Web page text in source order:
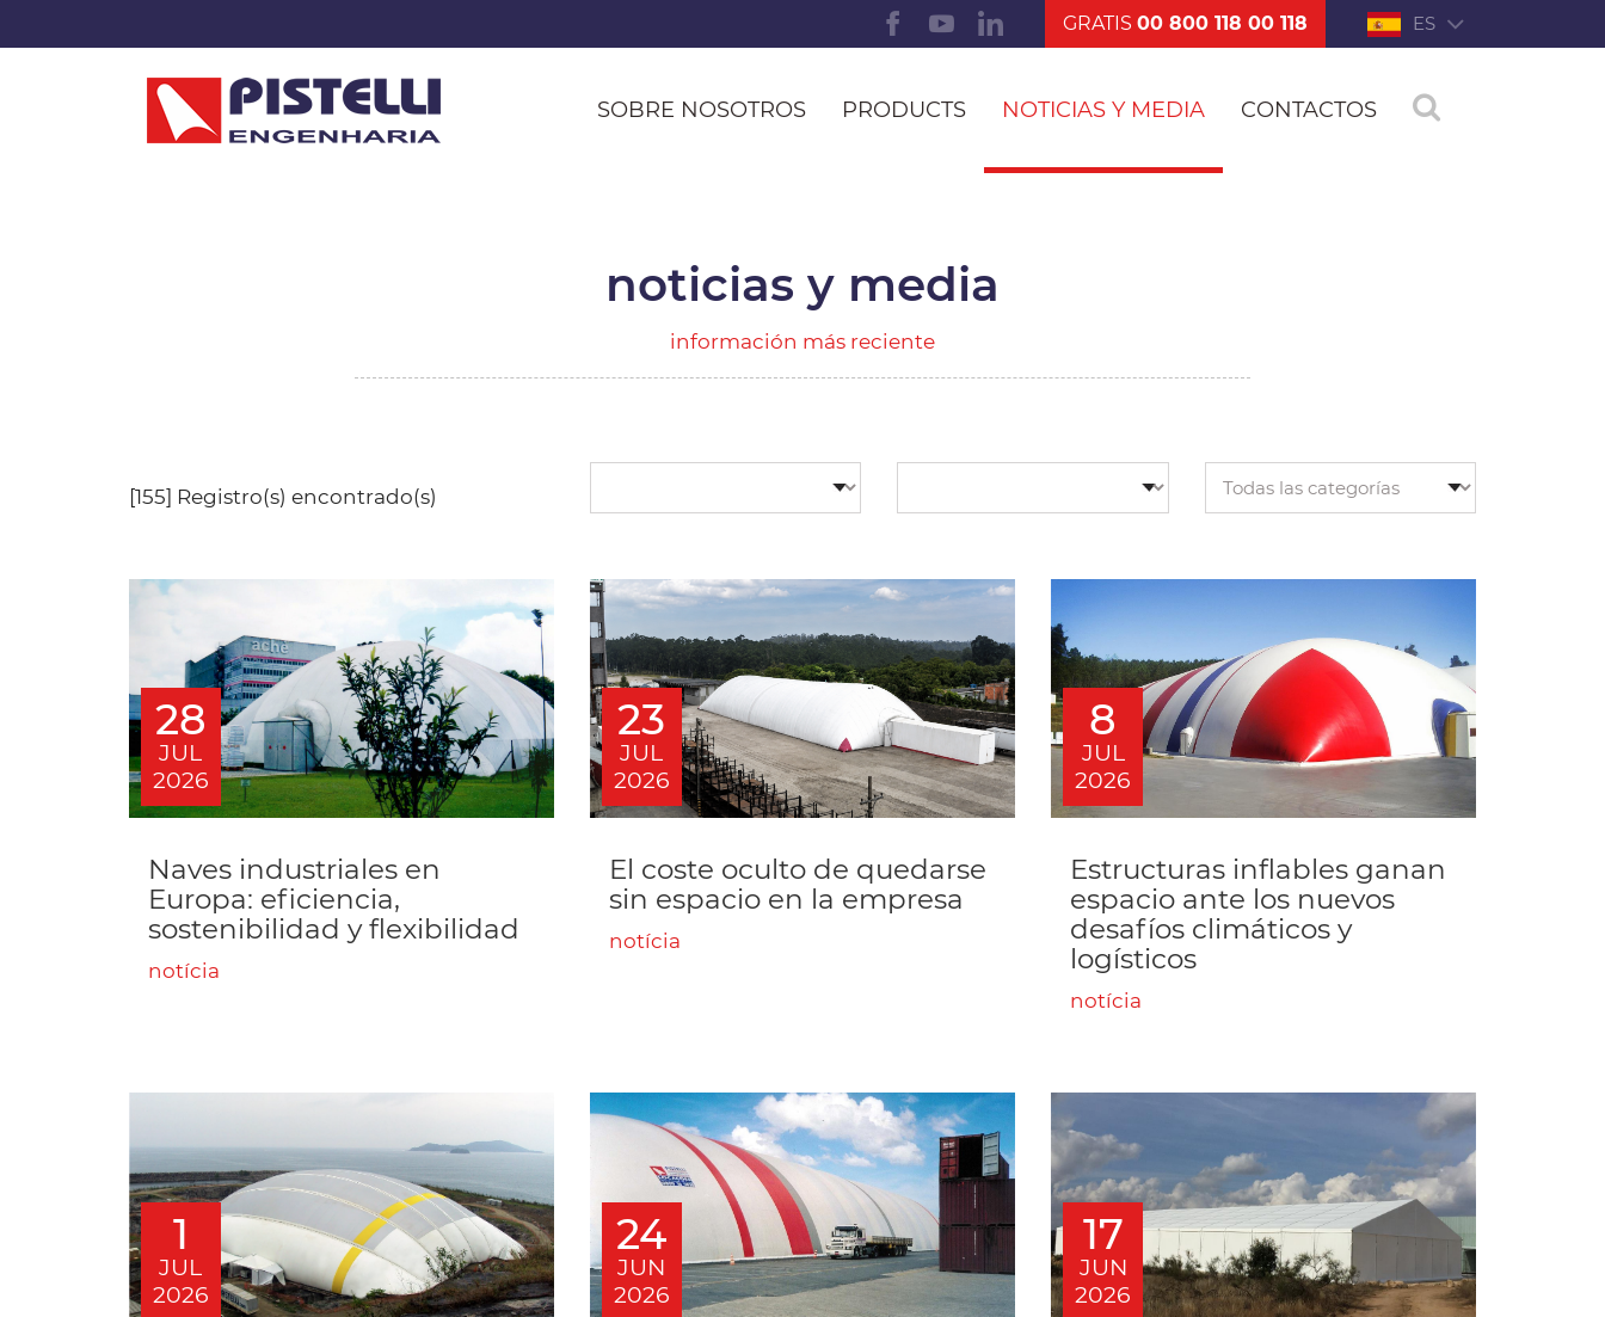
GRATIS00 800 118 00 118 ES
SOBRE NOSOTROS PRODUCTS NOTICIAS Y MEDIA CONTACTOS
noticias y media
información más reciente
[155] Registro(s) encontrado(s)
28
JUL
2026
Naves industriales en
Europa: eficiencia,
sostenibilidad y flexibilidad
notícia
23
JUL
2026
El coste oculto de quedarse
sin espacio en la empresa
notícia
8
JUL
2026
Estructuras inflables ganan
espacio ante los nuevos
desafíos climáticos y
logísticos
notícia
1
JUL
2026
24
JUN
2026
17
JUN
2026